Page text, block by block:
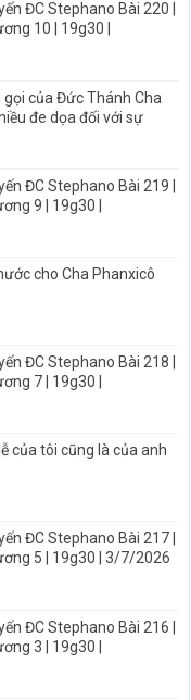
ĐC Stephano Bài 220 |
10 | 19g30 |
của Đức Thánh Cha
đe dọa đối với sự
ĐC Stephano Bài 219 |
9 | 19g30 |
cho Cha Phanxicô
ĐC Stephano Bài 218 |
7 | 19g30 |
của tôi cũng là của anh
ĐC Stephano Bài 217 |
5 | 19g30 | 3/7/2026
ĐC Stephano Bài 216 |
3 | 19g30 |